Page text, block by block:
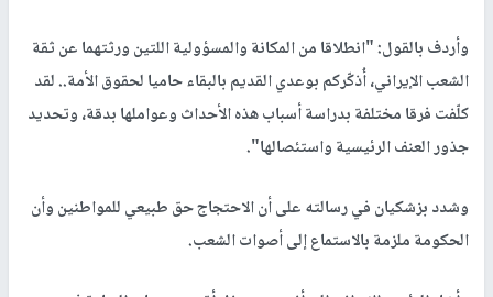
وأردف بالقول: "انطلاقا من المكانة والمسؤولية اللتين ورثتهما عن ثقة
الشعب الإيراني، أُذكّركم بوعدي القديم بالبقاء حاميا لحقوق الأمة.. لقد
كلّفت فرقا مختلفة بدراسة أسباب هذه الأحداث وعواملها بدقة، وتحديد
جذور العنف الرئيسية واستئصالها".
وشدد بزشكيان في رسالته على أن الاحتجاج حق طبيعي للمواطنين وأن
الحكومة ملزمة بالاستماع إلى أصوات الشعب.